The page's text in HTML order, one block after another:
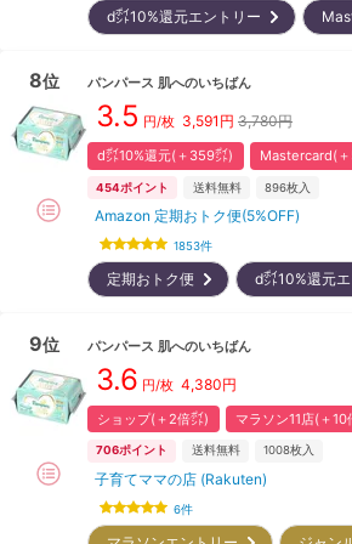
d㌽10%還元エントリー
8位 パンパース 肌へのいちばん
3.5 円/枚 3,591 円 3,780円
d㌽10%還元(＋359㌽) Mastercard(
454ポイント 送料無料 896枚入
Amazon 定期おトク便(5%OFF)
1853件
定期おトク便 d㌽10%還元
9位 パンパース 肌へのいちばん
3.6 円/枚 4,380円
ショップ(＋2倍㌽) マラソン11店(＋10
706ポイント 送料無料 1008枚入
子育てママの店 (Rakuten)
6件